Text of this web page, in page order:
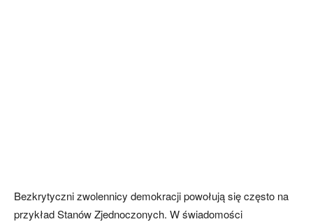
Bezkrytyczni zwolennicy demokracji powołują się często na
przykład Stanów Zjednoczonych. W świadomości